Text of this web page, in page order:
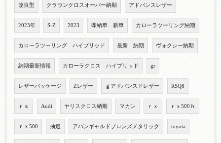
改良型 クラウンクロスオーバー納期 アドバンスレザー
2023年 S-Z 2023 即納車 新車 カローラツーリング納期
カローラツーリング ハイブリッド 最新 納期 ヴォクシー納期
納期最新情報 カローラクロス ハイブリッド gr
レザーパッケージ Zレザー ｇアドバンスドレザー RSQ8
ｒｓ Audi ヤリスクロス納期 マカン ｒｘ ｒｘ500ｈ
ｒｘ500 抽選 アバンギャルドブロンズメタリック toyota